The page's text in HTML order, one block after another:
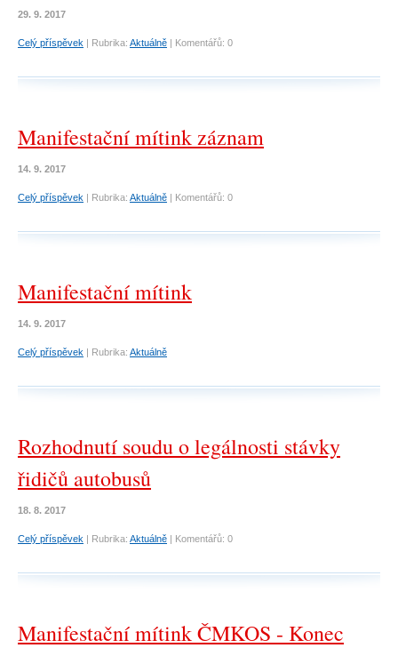
29. 9. 2017
Celý příspěvek | Rubrika: Aktuálně | Komentářů: 0
Manifestační mítink záznam
14. 9. 2017
Celý příspěvek | Rubrika: Aktuálně | Komentářů: 0
Manifestační mítink
14. 9. 2017
Celý příspěvek | Rubrika: Aktuálně
Rozhodnutí soudu o legálnosti stávky
řidičů autobusů
18. 8. 2017
Celý příspěvek | Rubrika: Aktuálně | Komentářů: 0
Manifestační mítink ČMKOS - Konec